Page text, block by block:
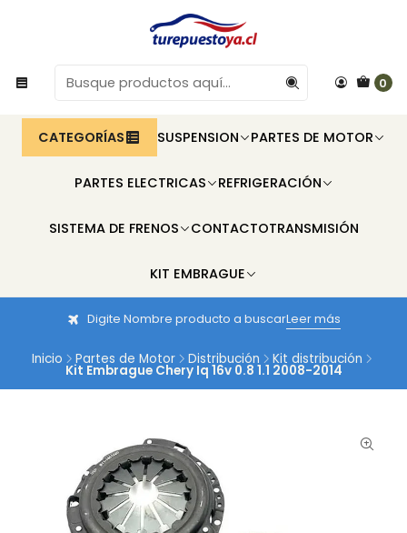
0
CATEGORÍAS SUSPENSION PARTES DE MOTOR
PARTES ELECTRICAS REFRIGERACIÓN
SISTEMA DE FRENOS CONTACTOTRANSMISIÓN
KIT EMBRAGUE
Digite Nombre producto a buscarLeer más
Inicio Partes de Motor Distribución Kit distribución
Kit Embrague Chery Iq 16v 0.8 1.1 2008-2014